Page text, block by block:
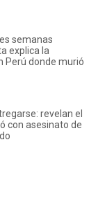
semanas
explica la
Perú donde murió
revelan el
con asesinato de